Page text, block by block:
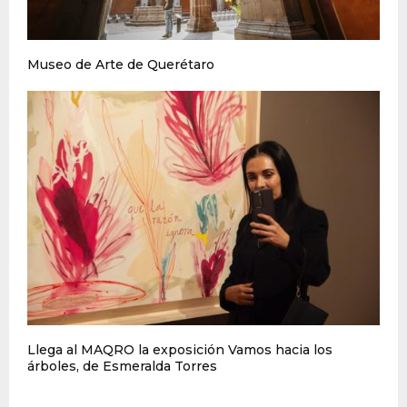
Museo de Arte de Querétaro
Llega al MAQRO la exposición Vamos hacia los
árboles, de Esmeralda Torres